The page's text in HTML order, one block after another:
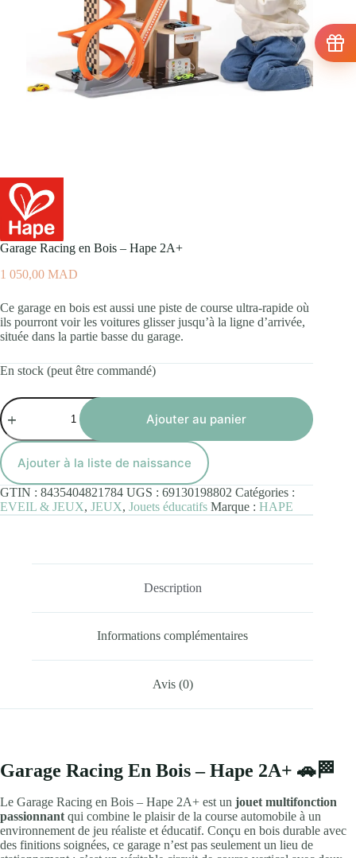
Garage Racing en Bois – Hape 2A+
1 050,00 MAD
Ce garage en bois est aussi une piste de course ultra-rapide où
ils pourront voir les voitures glisser jusqu’à la ligne d’arrivée,
située dans la partie basse du garage.
En stock (peut être commandé)
quantité
de
Garage
Racing
en
Bois
-
Hape
2A+
Ajouter au panier
Ajouter à la liste de naissance
GTIN : 8435404821784 UGS : 69130198802 Catégories :
EVEIL & JEUX, JEUX, Jouets éducatifs Marque : HAPE
Description
Informations complémentaires
Avis (0)
Garage Racing En Bois – Hape 2A+ 🚗🏁
Le Garage Racing en Bois – Hape 2A+ est un jouet multifonction
passionnant qui combine le plaisir de la course automobile à un
environnement de jeu réaliste et éducatif. Conçu en bois durable avec
des finitions soignées, ce garage n’est pas seulement un lieu de